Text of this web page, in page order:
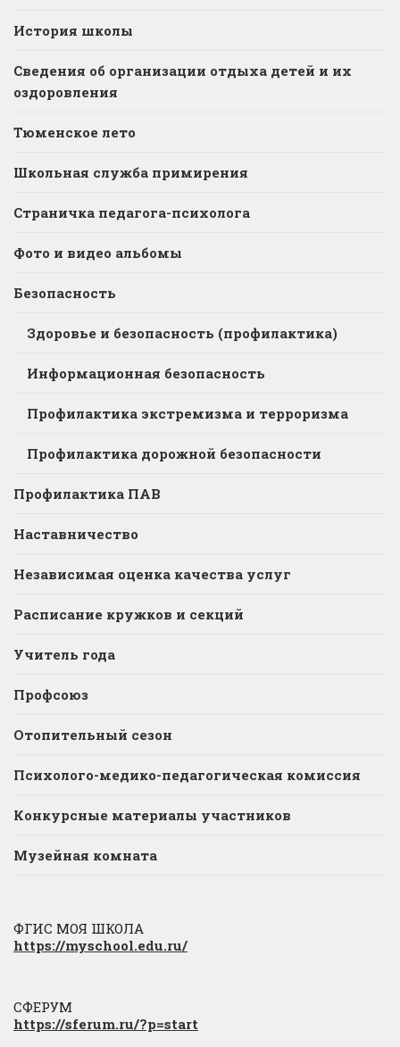
История школы
Сведения об организации отдыха детей и их
оздоровления
Тюменское лето
Школьная служба примирения
Страничка педагога-психолога
Фото и видео альбомы
Безопасность
Здоровье и безопасность (профилактика)
Информационная безопасность
Профилактика экстремизма и терроризма
Профилактика дорожной безопасности
Профилактика ПАВ
Наставничество
Независимая оценка качества услуг
Расписание кружков и секций
Учитель года
Профсоюз
Отопительный сезон
Психолого-медико-педагогическая комиссия
Конкурсные материалы участников
Музейная комната
ФГИС МОЯ ШКОЛА
https://myschool.edu.ru/
СФЕРУМ
https://sferum.ru/?p=start